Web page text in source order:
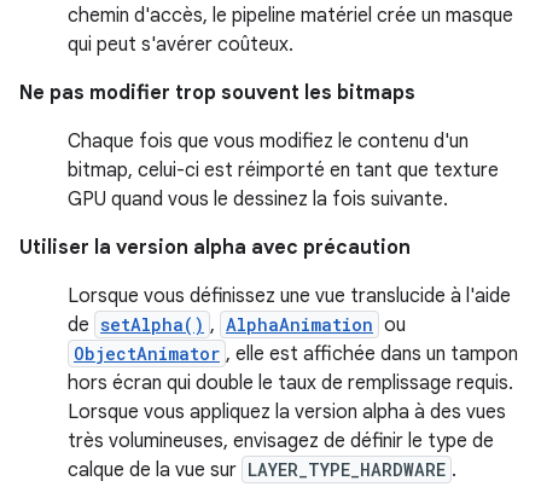
chemin d'accès, le pipeline matériel crée un masque
qui peut s'avérer coûteux.
Ne pas modifier trop souvent les bitmaps
Chaque fois que vous modifiez le contenu d'un
bitmap, celui-ci est réimporté en tant que texture
GPU quand vous le dessinez la fois suivante.
Utiliser la version alpha avec précaution
Lorsque vous définissez une vue translucide à l'aide
de setAlpha() , AlphaAnimation ou
ObjectAnimator , elle est affichée dans un tampon
hors écran qui double le taux de remplissage requis.
Lorsque vous appliquez la version alpha à des vues
très volumineuses, envisagez de définir le type de
calque de la vue sur LAYER_TYPE_HARDWARE .